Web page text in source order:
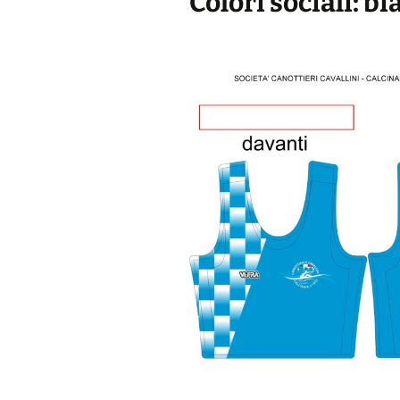
FIC
Organi
Allenatori e
Statuto
Albo dei